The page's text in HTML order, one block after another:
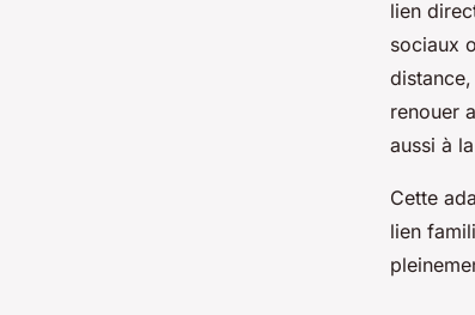
lien
sociaux
renouer
aussi à
Cette
lien